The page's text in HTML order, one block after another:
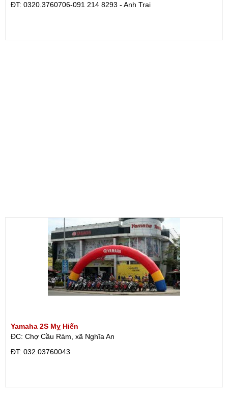
ÐT: 0320.3760706-091 214 8293 - Anh Trai
Yamaha 2S Mỵ Hiến
ĐC: Chợ Cầu Ràm, xã Nghĩa An
ÐT: 032.03760043